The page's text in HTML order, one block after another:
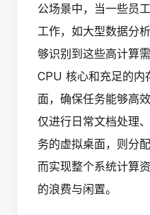
公场景中，当一些员
工作，如大型数据分
够识别到这些高计算
CPU 核心和充足的内
面，确保任务能够高
仅进行日常文档处理
务的虚拟桌面，则分
而实现整个系统计算
的浪费与闲置。